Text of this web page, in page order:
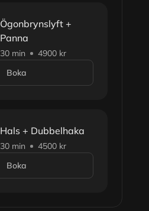
Ögonbrynslyft +
Panna
30 min
4900 kr
Boka
Hals + Dubbelhaka
30 min
4500 kr
Boka